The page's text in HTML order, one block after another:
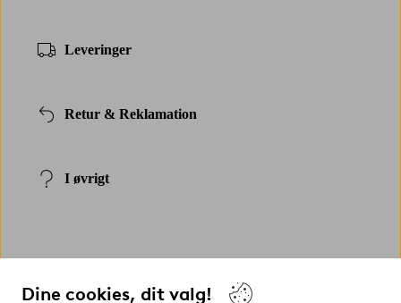
Dine cookies, dit valg!
Leveringer
Retur & Reklamation
I øvrigt